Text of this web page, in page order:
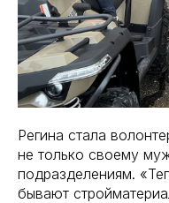
Регина стала
не только своему
подразделениям.
бывают